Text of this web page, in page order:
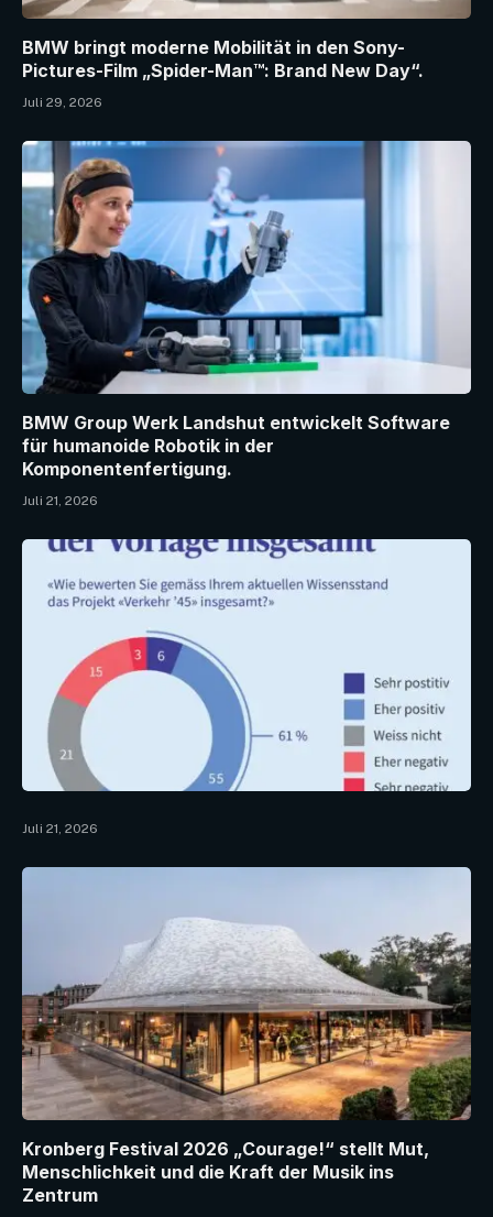
BMW bringt moderne Mobilität in den Sony-
Pictures-Film „Spider-Man™: Brand New Day“.
Juli 29, 2026
BMW Group Werk Landshut entwickelt Software
für humanoide Robotik in der
Komponentenfertigung.
Juli 21, 2026
Juli 21, 2026
Kronberg Festival 2026 „Courage!“ stellt Mut,
Menschlichkeit und die Kraft der Musik ins
Zentrum